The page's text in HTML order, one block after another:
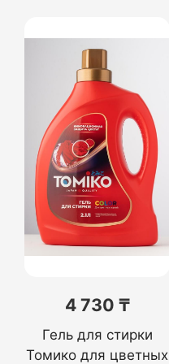
4 730 ₸
Гель для стирки
Томико для цветных